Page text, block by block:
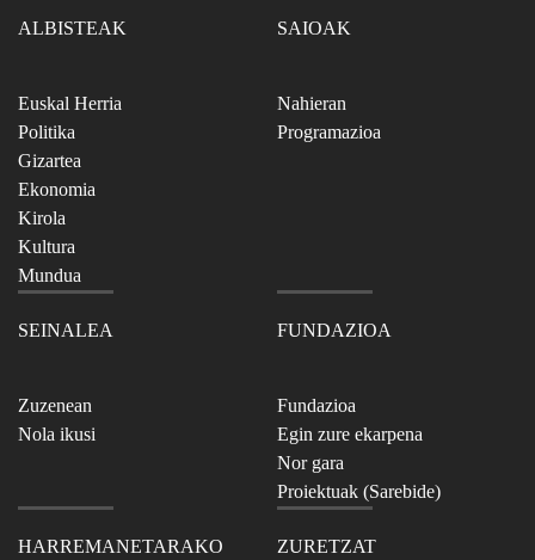
ALBISTEAK
Euskal Herria
Politika
Gizartea
Ekonomia
Kirola
Kultura
Mundua
SAIOAK
Nahieran
Programazioa
SEINALEA
Zuzenean
Nola ikusi
FUNDAZIOA
Fundazioa
Egin zure ekarpena
Nor gara
Proiektuak (Sarebide)
HARREMANETARAKO ZURETZAT